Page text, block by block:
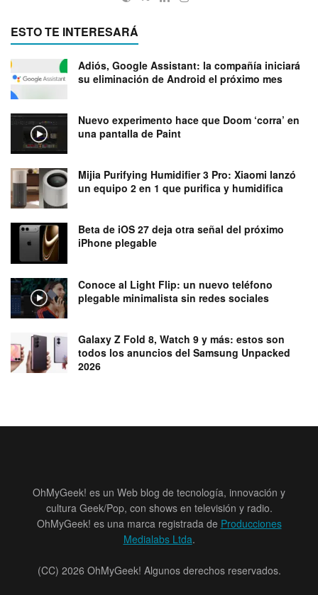
ESTO TE INTERESARÁ
Adiós, Google Assistant: la compañía iniciará
su eliminación de Android el próximo mes
Nuevo experimento hace que Doom ‘corra’ en
una pantalla de Paint
Mijia Purifying Humidifier 3 Pro: Xiaomi lanzó
un equipo 2 en 1 que purifica y humidifica
Beta de iOS 27 deja otra señal del próximo
iPhone plegable
Conoce al Light Flip: un nuevo teléfono
plegable minimalista sin redes sociales
Galaxy Z Fold 8, Watch 9 y más: estos son
todos los anuncios del Samsung Unpacked
2026
OhMyGeek! es un Web blog de tecnología, innovación y
cultura Geek/Pop, con shows en televisión y radio.
OhMyGeek! es una marca registrada de Producciones
Medialabs Ltda.
(CC) 2026 OhMyGeek! Algunos derechos reservados.